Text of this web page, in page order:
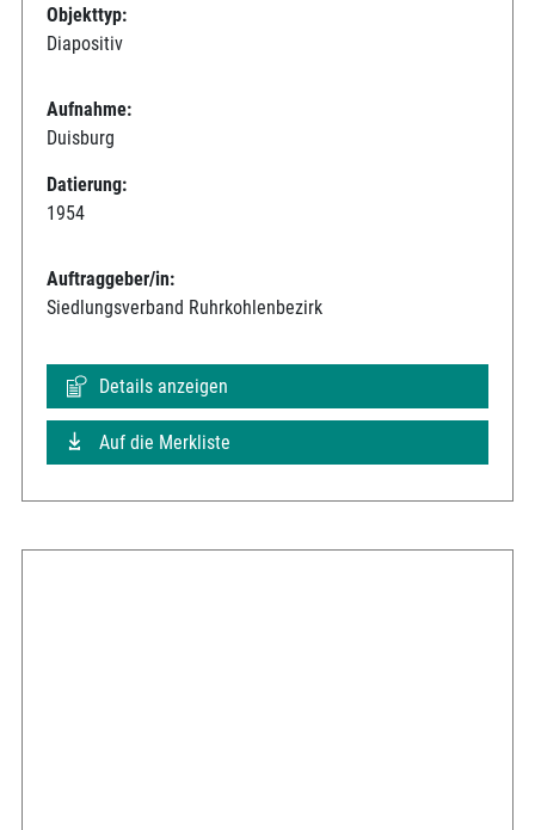
Objekttyp:
Diapositiv
Aufnahme:
Duisburg
Datierung:
1954
Auftraggeber/in:
Siedlungsverband Ruhrkohlenbezirk
Details anzeigen
Auf die Merkliste